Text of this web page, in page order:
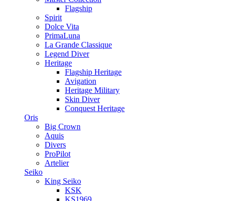
Flagship
Spirit
Dolce Vita
PrimaLuna
La Grande Classique
Legend Diver
Heritage
Flagship Heritage
Avigation
Heritage Military
Skin Diver
Conquest Heritage
Oris
Big Crown
Aquis
Divers
ProPilot
Artelier
Seiko
King Seiko
KSK
KS1969